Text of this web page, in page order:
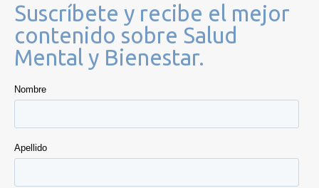
Suscríbete y recibe el mejor
contenido sobre Salud
Mental y Bienestar.